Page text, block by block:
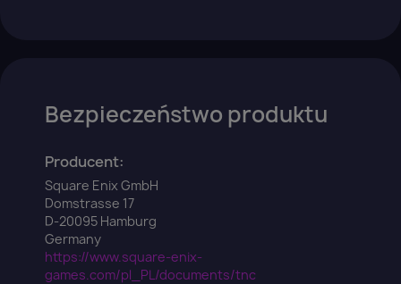
Bezpieczeństwo produktu
Producent:
Square Enix GmbH
Domstrasse 17
D-20095 Hamburg
Germany
https://www.square-enix-
games.com/pl_PL/documents/tnc
Zaloguj się
You need to be logged in to save products in your